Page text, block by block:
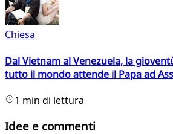
Chiesa
Dal Vietnam al Venezuela, la
tutto il mondo attende il Papa ad
1 min di lettura
Idee e commenti